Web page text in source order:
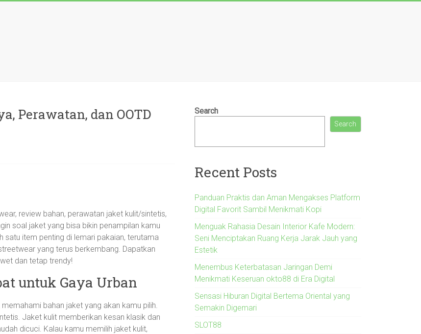
Perawatan, dan OOTD
review bahan, perawatan jaket kulit/sintetis,
soal jaket yang bisa bikin penampilan kamu
satu item penting di lemari pakaian, terutama
yang terus berkembang. Dapatkan
dan tetap trendy!
untuk Gaya Urban
bahan jaket yang akan kamu pilih.
Jaket kulit memberikan kesan klasik dan
dicuci. Kalau kamu memilih jaket kulit,
Search
Search
Recent Posts
Panduan Praktis dan Aman Mengakses Platform
Digital Favorit Sambil Menikmati Kopi
Menguak Rahasia Desain Interior Kafe Modern:
Seni Menciptakan Ruang Kerja Jarak Jauh yang
Estetik
Menembus Keterbatasan Jaringan Demi
Menikmati Keseruan okto88 di Era Digital
Sensasi Hiburan Digital Bertema Oriental yang
Semakin Digemari
SLOT88